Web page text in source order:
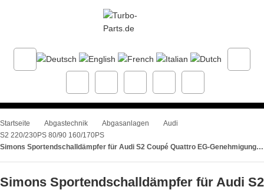
Startseite Abgastechnik Abgasanlagen
Audi
S2 220/230PS 80/90 160/170PS
Simons Sportendschalldämpfer für Audi S2 Coupé Quattro EG-Genehmigung (eintragungsfrei)
Simons Sportendschalldämpfer für Audi S2